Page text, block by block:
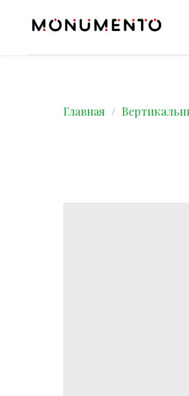
Главная